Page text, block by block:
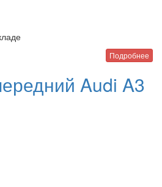
Подробнее
Audi A3